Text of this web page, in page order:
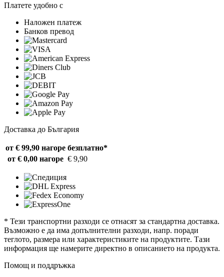
Платете удобно с
Наложен платеж
Банков превод
Доставка до България
от € 99,90 нагоре безплатно*
от € 0,00 нагоре € 9,90
* Тези транспортни разходи се отнасят за стандартна доставка.
Възможно е да има допълнителни разходи, напр. поради
теглото, размера или характеристиките на продуктите. Тази
информация ще намерите директно в описанието на продукта.
Помощ и поддръжка